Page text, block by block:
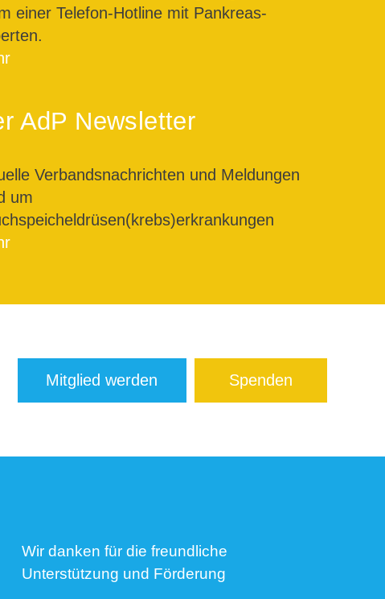
einer Telefon-Hotline mit Pankreas-
AdP Newsletter
Verbandsnachrichten und Meldungen
um
Mitglied werden Spenden
Wir danken für die freundliche
Unterstützung und Förderung